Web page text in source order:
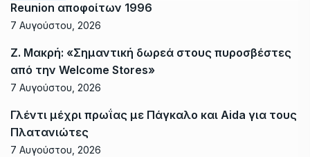
Reunion αποφοίτων 1996
7 Αυγούστου, 2026
Ζ. Μακρή: «Σημαντική δωρεά στους πυροσβέστες
από την Welcome Stores»
7 Αυγούστου, 2026
Γλέντι μέχρι πρωΐας με Πάγκαλο και Aida για τους
Πλατανιώτες
7 Αυγούστου, 2026